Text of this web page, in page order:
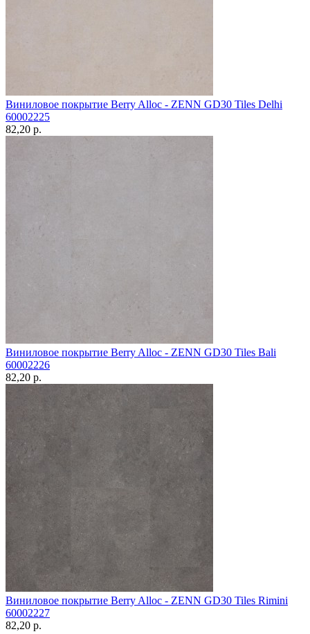
Виниловое покрытие Berry Alloc - ZENN GD30 Tiles Delhi
60002225
82,20 p.
Виниловое покрытие Berry Alloc - ZENN GD30 Tiles Bali
60002226
82,20 p.
Виниловое покрытие Berry Alloc - ZENN GD30 Tiles Rimini
60002227
82,20 p.